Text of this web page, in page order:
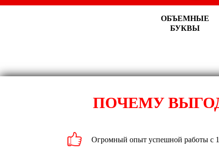
ОБЪЕМНЫЕ
БУКВЫ
ПОЧЕМУ
Огромный опыт успешной работы с